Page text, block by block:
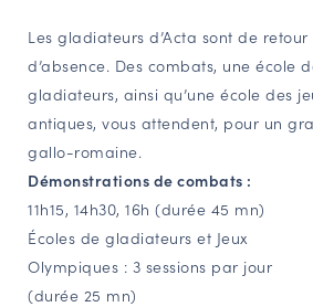
PORTAIL CULTURE
Comité d'Histoire Régionale
Service Inventaire et Patrimoines de la
VOUS ÊTES…
Amateurs d’histoire et de patrimoine
Les gladiateurs d’Acta sont de
d’absence. Des combats, une école
gladiateurs, ainsi qu’une école des
antiques, vous attendent, pour un
gallo-romaine.
Démonstrations de combats :
11h15, 14h30, 16h (durée 45 mn)
Écoles de gladiateurs et Jeux
Olympiques : 3 sessions par jour
(durée 25 mn)